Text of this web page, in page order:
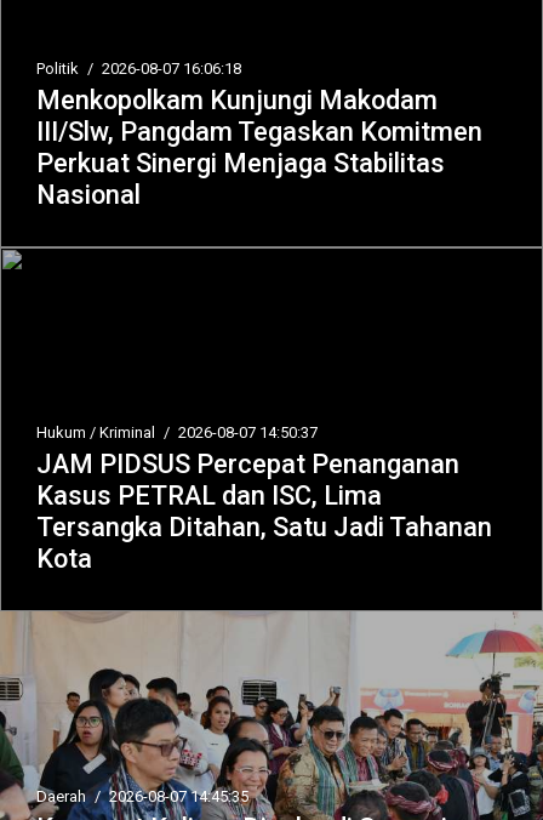
Politik / 2026-08-07 16:06:18
Menkopolkam Kunjungi Makodam
III/Slw, Pangdam Tegaskan Komitmen
Perkuat Sinergi Menjaga Stabilitas
Nasional
Hukum / Kriminal / 2026-08-07 14:50:37
JAM PIDSUS Percepat Penanganan
Kasus PETRAL dan ISC, Lima
Tersangka Ditahan, Satu Jadi Tahanan
Kota
Daerah / 2026-08-07 14:45:35